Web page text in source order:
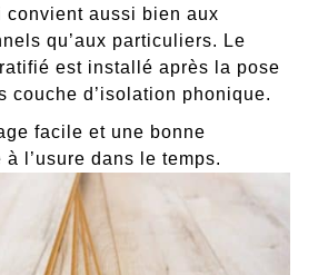
convient aussi bien aux
qu’aux particuliers. Le
est installé après la pose
couche d’isolation phonique.
facile et une bonne
à l’usure dans le temps.